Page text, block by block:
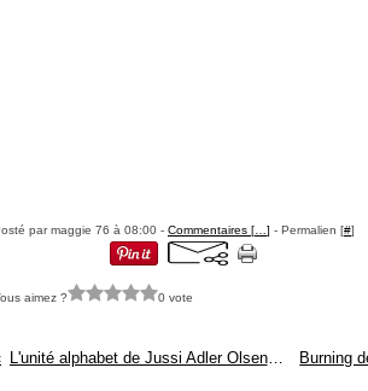
par maggie 76 à 08:00 - Commentaires [ ] - Permalien [#]
aimez ? 0 vote
L'unité alphabet de Jussi Adler Olsen : ISSN 2607-0006